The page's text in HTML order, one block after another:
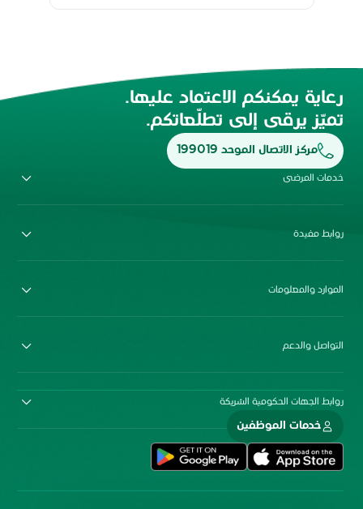
رعاية يمكنكم الاعتماد عليها.
تميّز يرقى إلى تطلّعاتكم.
مركز الاتصال الموحد 199019
خدمات المرضى
روابط مفيدة
الموارد والمعلومات
التواصل والدعم
روابط الجهات الحكومية الشريكة
خدمات الموظفين